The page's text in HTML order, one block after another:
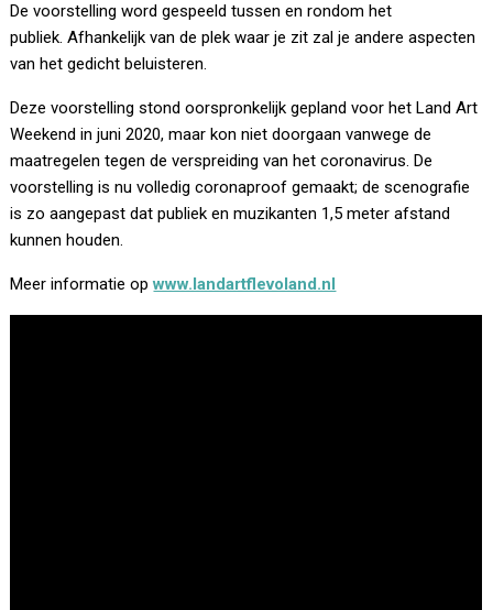
De voorstelling word gespeeld tussen en rondom het
publiek. Afhankelijk van de plek waar je zit zal je andere aspecten
van het gedicht beluisteren.
Deze voorstelling stond oorspronkelijk gepland voor het Land Art
Weekend in juni 2020, maar kon niet doorgaan vanwege de
maatregelen tegen de verspreiding van het coronavirus. De
voorstelling is nu volledig coronaproof gemaakt; de scenografie
is zo aangepast dat publiek en muzikanten 1,5 meter afstand
kunnen houden.
Meer informatie opwww.landartflevoland.nl